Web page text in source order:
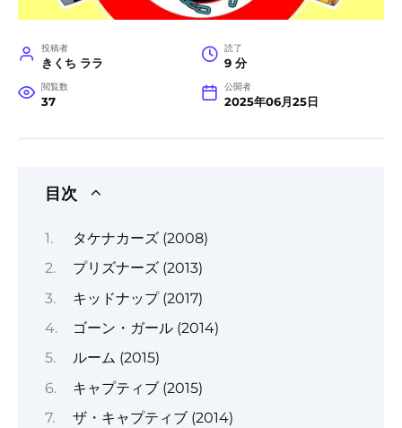
投稿者
きくち ララ
読了
9 分
閲覧数
37
公開者
2025年06月25日
目次
タケナカーズ (2008)
プリズナーズ (2013)
キッドナップ (2017)
ゴーン・ガール (2014)
ルーム (2015)
キャプティブ (2015)
ザ・キャプティブ (2014)